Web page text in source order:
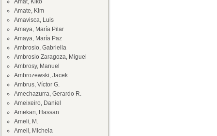
Amat, Kiko
Amate, Kim
Amavisca, Luis
Amaya, María Pilar
Amaya, María Paz
Ambrosio, Gabriella
Ambrosio Zaragoza, Miguel
Ambrosy, Manuel
Ambrozewski, Jacek
Ambrus, Víctor G.
Amechazurra, Gerardo R.
Ameixeiro, Daniel
Amekan, Hassan
Ameli, M.
Ameli, Michela